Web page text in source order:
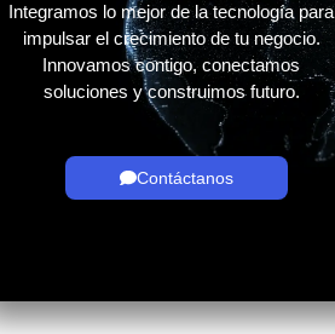
Integramos lo mejor de la tecnología para
impulsar el crecimiento de tu negocio.
Innovamos contigo, conectamos
soluciones y construimos futuro.
Contáctanos